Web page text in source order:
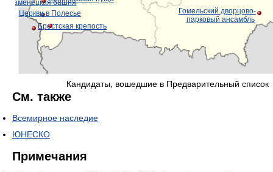
Каменецкая башня
Брестская крепость
Гомельский дворцово-
парковый ансамбль
Церкви в Полесье
Кандидаты, вошедшие в Предварительный список
См. также
Всемирное наследие
ЮНЕСКО
Примечания